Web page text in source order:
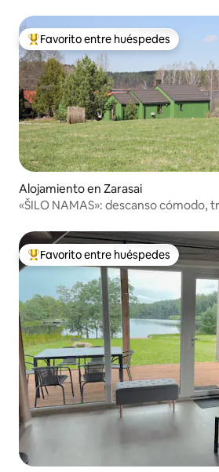
Favorito entre los huéspedes más
Favorito entre huéspedes
Alojamiento en Zarasai
«ŠILO NAMAS»: descanso cómodo,
Favorito entre los huéspedes más
Favorito entre huéspedes